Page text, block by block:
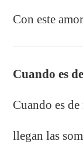
Con este
Cuando es
Cuando es
llegan las